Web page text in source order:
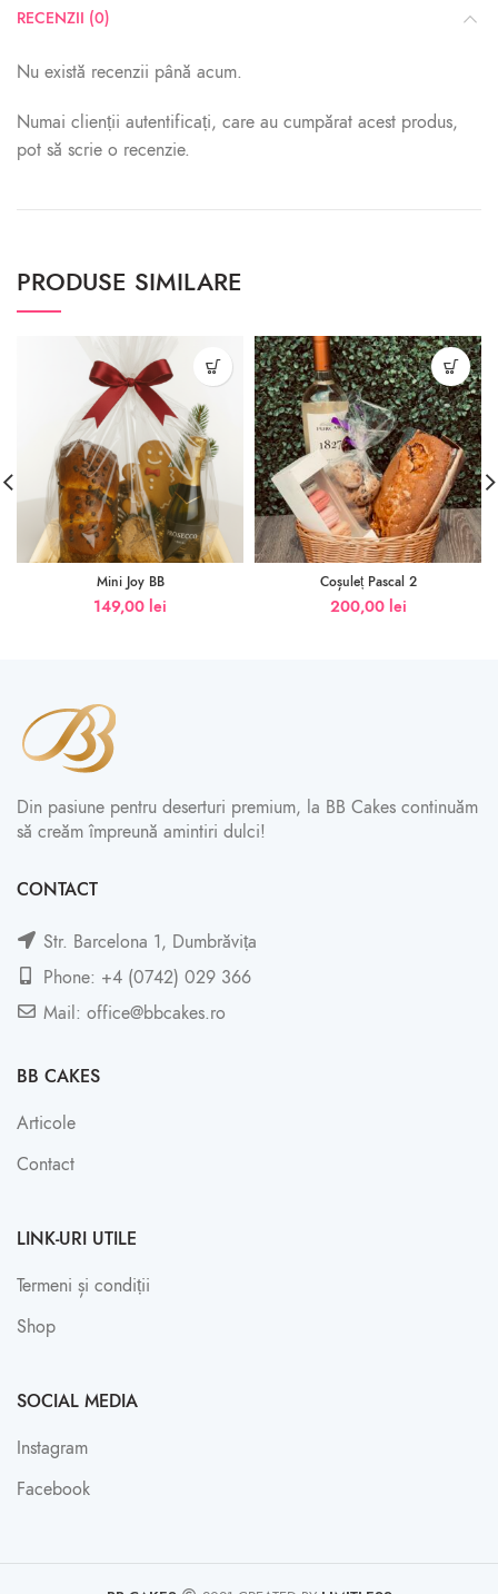
RECENZII (0)
Nu există recenzii până acum.
Numai clienții autentificați, care au cumpărat acest produs,
pot să scrie o recenzie.
PRODUSE SIMILARE
Mini Joy BB
149,00 lei
Coșuleț Pascal 2
200,00 lei
Din pasiune pentru deserturi premium, la BB Cakes continuăm
să creăm împreună amintiri dulci!
CONTACT
Str. Barcelona 1, Dumbrăvița
Phone: +4 (0742) 029 366
Mail: office@bbcakes.ro
BB CAKES
Articole
Contact
LINK-URI UTILE
Termeni și condiții
Shop
SOCIAL MEDIA
Instagram
Facebook